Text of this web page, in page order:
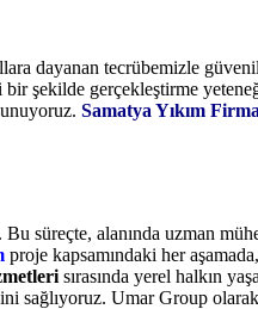
dayanan tecrübemizle
bir şekilde gerçekleştirme
Samatya Yıkım
süreçte, alanında uzman
proje kapsamındaki her
sırasında yerel halkın
sağlıyoruz. Umar Group